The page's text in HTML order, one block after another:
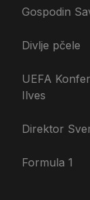
Gospodin
Divlje pčele
UEFA
Ilves
Direktor
Formula 1